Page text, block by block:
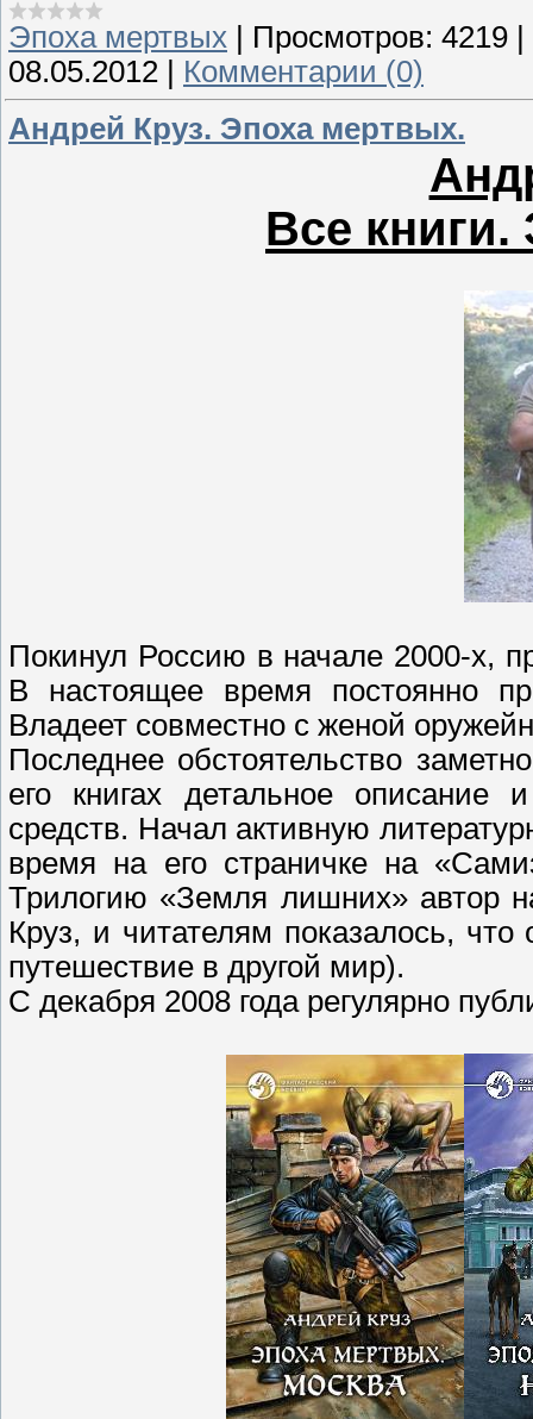
Эпоха мертвых
Просмотров: 4219
08.05.2012
Комментарии (0)
Андрей Круз. Эпоха мертвых.
Все
Покинул Россию в начале 2000-х,
В настоящее время постоянно
Владеет совместно с женой
Последнее обстоятельство
его книгах детальное
средств. Начал активную
время на его страничке на
Трилогию «Земля лишних» автор
Круз, и читателям показалось,
путешествие в другой мир).
С декабря 2008 года регулярно